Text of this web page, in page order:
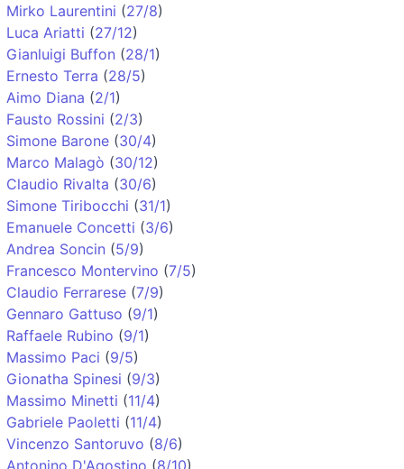
Mirko Laurentini (27/8)
Luca Ariatti (27/12)
Gianluigi Buffon (28/1)
Ernesto Terra (28/5)
Aimo Diana (2/1)
Fausto Rossini (2/3)
Simone Barone (30/4)
Marco Malagò (30/12)
Claudio Rivalta (30/6)
Simone Tiribocchi (31/1)
Emanuele Concetti (3/6)
Andrea Soncin (5/9)
Francesco Montervino (7/5)
Claudio Ferrarese (7/9)
Gennaro Gattuso (9/1)
Raffaele Rubino (9/1)
Massimo Paci (9/5)
Gionatha Spinesi (9/3)
Massimo Minetti (11/4)
Gabriele Paoletti (11/4)
Vincenzo Santoruvo (8/6)
Antonino D'Agostino (8/10)